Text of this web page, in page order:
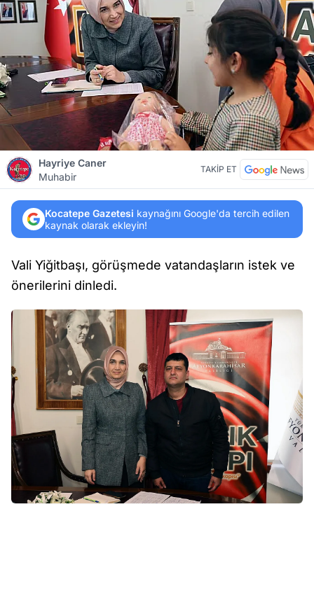
Hayriye Caner
Muhabir
TAKİP ET
Kocatepe Gazetesi kaynağını Google'da tercih edilen
kaynak olarak ekleyin!
Vali Yiğitbaşı, görüşmede vatandaşların istek ve
önerilerini dinledi.